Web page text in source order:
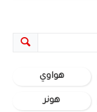
هواوي
هونر